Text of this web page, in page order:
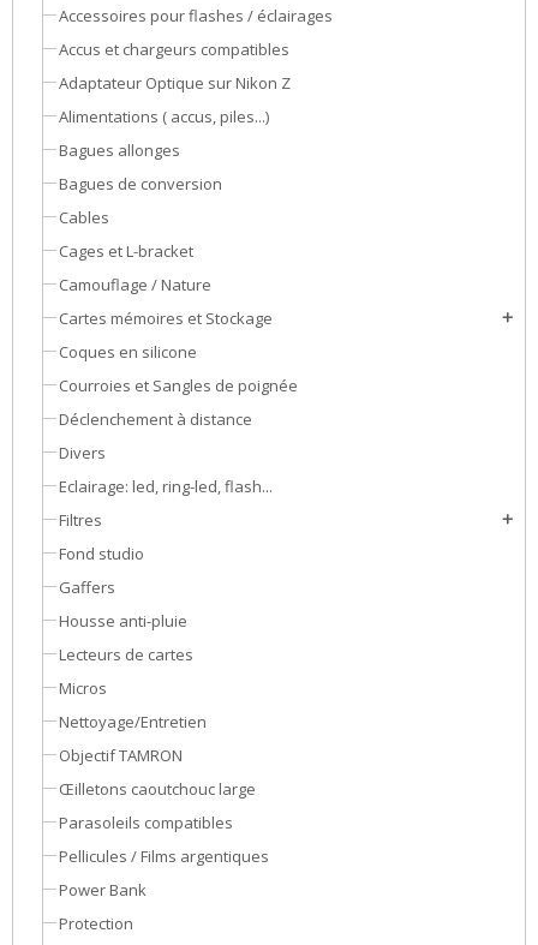
Accessoires pour flashes / éclairages
Accus et chargeurs compatibles
Adaptateur Optique sur Nikon Z
Alimentations ( accus, piles...)
Bagues allonges
Bagues de conversion
Cables
Cages et L-bracket
Camouflage / Nature
Cartes mémoires et Stockage
add
Coques en silicone
Courroies et Sangles de poignée
Déclenchement à distance
Divers
Eclairage: led, ring-led, flash...
Filtres
add
Fond studio
Gaffers
Housse anti-pluie
Lecteurs de cartes
Micros
Nettoyage/Entretien
Objectif TAMRON
Œilletons caoutchouc large
Parasoleils compatibles
Pellicules / Films argentiques
Power Bank
Protection